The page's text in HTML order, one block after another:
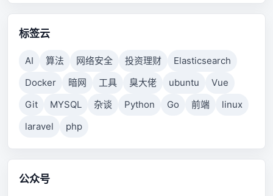
标签云
AI 算法 网络安全 投资理财
Elasticsearch
Docker
暗网 工具 臭大佬 ubuntu
Vue
Git
MYSQL 杂谈 Python Go 前端
linux
laravel
php
公众号